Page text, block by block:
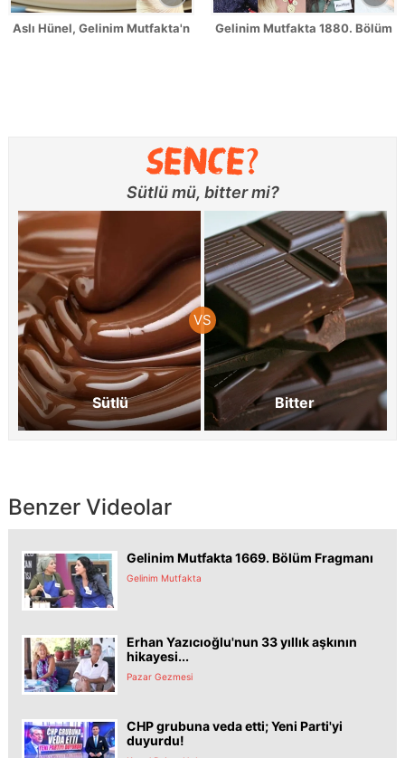
Aslı Hünel, Gelinim Mutfakta'nın 1879. Bölümünde en yüksek
Gelinim Mutfakta 1880. Bölüm
Sütlü mü, bitter mi?
Sütlü Bitter
Benzer Videolar
Gelinim Mutfakta 1669. Bölüm Fragmanı
Gelinim Mutfakta
Erhan Yazıcıoğlu'nun 33 yıllık aşkının
hikayesi...
Pazar Gezmesi
CHP grubuna veda etti; Yeni Parti'yi
duyurdu!